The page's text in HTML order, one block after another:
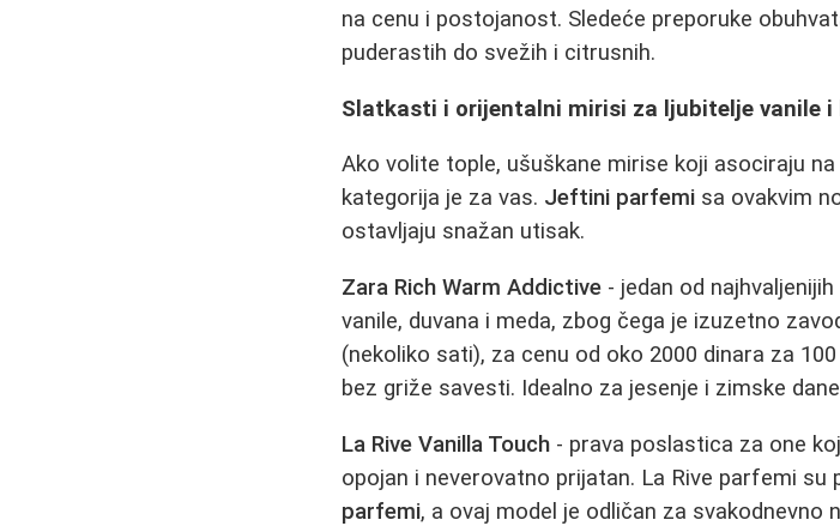
na cenu i postojanost. Sledeće preporuke
puderastih do svežih i citrusnih.
Slatkasti i orijentalni mirisi za ljubitelje vanile i
Ako volite tople, ušuškane mirise koji asociraju
kategorija je za vas. Jeftini parfemi sa ovakvim
ostavljaju snažan utisak.
Zara Rich Warm Addictive - jedan od
vanile, duvana i meda, zbog čega je izuzetno
(nekoliko sati), za cenu od oko 2000 dinara za
bez griže savesti. Idealno za jesenje i zimske
La Rive Vanilla Touch - prava poslastica za one
opojan i neverovatno prijatan. La Rive parfemi
parfemi, a ovaj model je odličan za svakodnevno